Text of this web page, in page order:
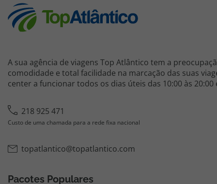
A sua agência de viagens Top Atlântico tem a
comodidade e total facilidade na marcação das suas
center a funcionar todos os dias úteis das 10:00 às 20:00
218 925 471
Custo de uma chamada para a rede fixa nacional
topatlantico@topatlantico.com
Pacotes Populares